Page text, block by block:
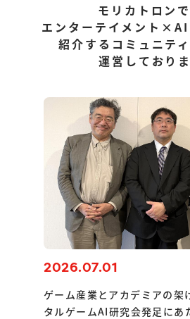
モリカトロンで
エンターテイメント
紹介するコミュニテ
運営しておりま
2026.07.01
ゲーム産業とアカデミアの架
タルゲームAI研究会発足にあ